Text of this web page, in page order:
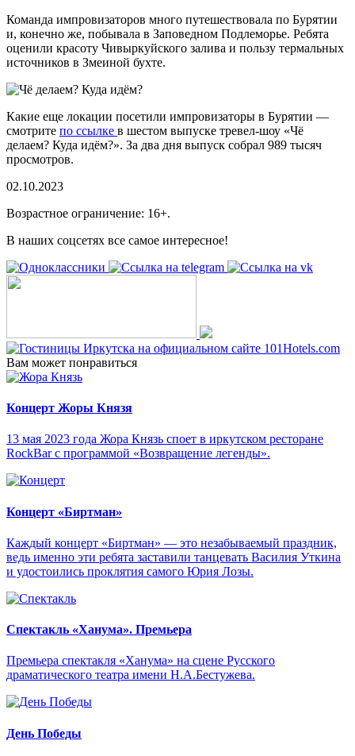
Команда импровизаторов много путешествовала по Бурятии
и, конечно же, побывала в Заповедном Подлеморье. Ребята
оценили красоту Чивыркуйского залива и пользу термальных
источников в Змеиной бухте.
Какие еще локации посетили импровизаторы в Бурятии —
смотрите по ссылке в шестом выпуске тревел-шоу «Чё
делаем? Куда идём?». За два дня выпуск собрал 989 тысяч
просмотров.
02.10.2023
Возрастное ограничение: 16+.
В наших соцсетях все самое интересное!
Вам может понравиться
Концерт Жоры Князя
13 мая 2023 года Жора Князь споет в иркутском ресторане
RockBar с программой «Возвращение легенды».
Концерт «Биртман»
Каждый концерт «Биртман» — это незабываемый праздник,
ведь именно эти ребята заставили танцевать Василия Уткина
и удостоились проклятия самого Юрия Лозы.
Спектакль «Ханума». Премьера
Премьера спектакля «Ханума» на сцене Русского
драматического театра имени Н.А.Бестужева.
День Победы